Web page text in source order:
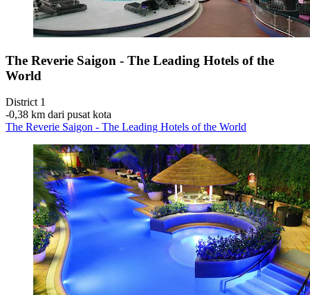
The Reverie Saigon - The Leading Hotels of the
World
District 1
‐0,38 km dari pusat kota
The Reverie Saigon - The Leading Hotels of the World